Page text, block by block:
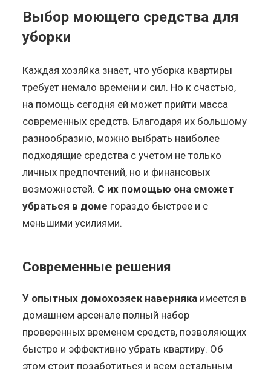
Выбор моющего средства для
уборки
Каждая хозяйка знает, что уборка квартиры
требует немало времени и сил. Но к счастью,
на помощь сегодня ей может прийти масса
современных средств. Благодаря их большому
разнообразию, можно выбрать наиболее
подходящие средства с учетом не только
личных предпочтений, но и финансовых
возможностей. С их помощью она сможет
убраться в доме гораздо быстрее и с
меньшими усилиями.
Современные решения
У опытных домохозяек наверняка имеется в
домашнем арсенале полный набор
проверенных временем средств, позволяющих
быстро и эффективно убрать квартиру. Об
этом стоит позаботиться и всем остальным